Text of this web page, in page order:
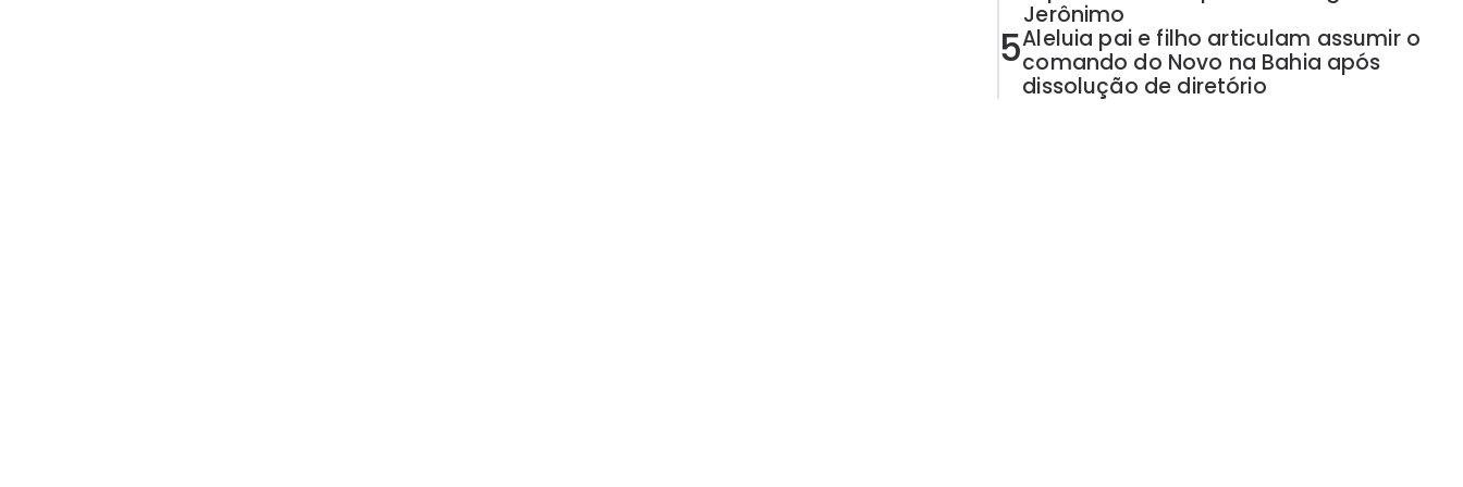
Jerônimo
5Aleluia pai e filho articulam assumir o
comando do Novo na Bahia após
dissolução de diretório